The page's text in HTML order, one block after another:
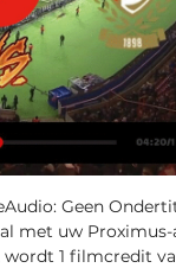
Geen
met uw
wordt 1 filmcredit